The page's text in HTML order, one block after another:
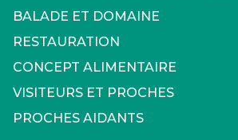
BALADE ET DOMAINE
RESTAURATION
CONCEPT ALIMENTAIRE
VISITEURS ET PROCHES
PROCHES AIDANTS